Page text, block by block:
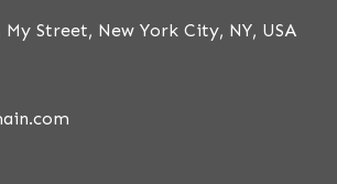
My Street, New York City, NY, USA